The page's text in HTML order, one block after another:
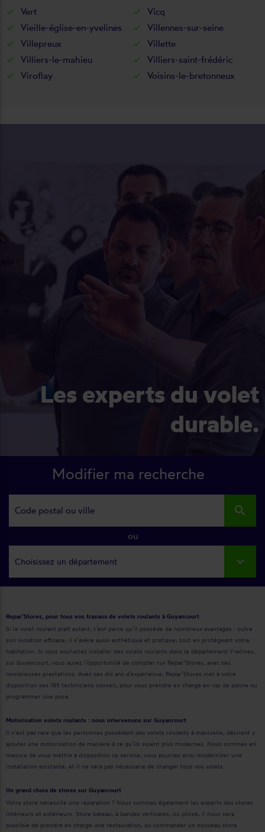
Vert
Vicq
Vieille-église-en-yvelines
Villennes-sur-seine
Villepreux
Villette
Villiers-le-mahieu
Villiers-saint-frédéric
Viroflay
Voisins-le-bretonneux
Les experts du volet
durable.
Modifier ma recherche
search
ou
Choisissez un département
Repar’Stores, pour tous vos travaux de volets roulants à Guyancourt
Si le volet roulant plaît autant, c’est parce qu’il possède de nombreux avantages : outre
son isolation efficace, il s’avère aussi esthétique et pratique, tout en protégeant votre
habitation. Si vous souhaitez installer des volets roulants dans le département Yvelines,
sur Guyancourt, vous aurez l’opportunité de compter sur Repar’Stores, avec ses
nombreuses prestations. Avec ses dix ans d’expérience, Repar’Stores met à votre
disposition ses 185 techniciens conseil, pour vous prendre en charge en cas de panne ou
programmer une pose.
Motorisation volets roulants : nous intervenons sur Guyancourt
Il n’est pas rare que les personnes possédant des volets roulants à manivelle, désirent y
ajouter une motorisation de manière à ce qu’ils soient plus modernes. Nous sommes en
mesure de vous mettre à disposition ce service, vous pourrez ainsi moderniser une
installation existante, et il ne sera pas nécessaire de changer tous vos volets.
Un grand choix de stores sur Guyancourt
Votre store nécessite une réparation ? Nous sommes également les experts des stores
intérieurs et extérieurs. Store bateau, à bandes verticales, ou plissé, il nous sera
possible de prendre en charge une restauration, ou commander un nouveau store.